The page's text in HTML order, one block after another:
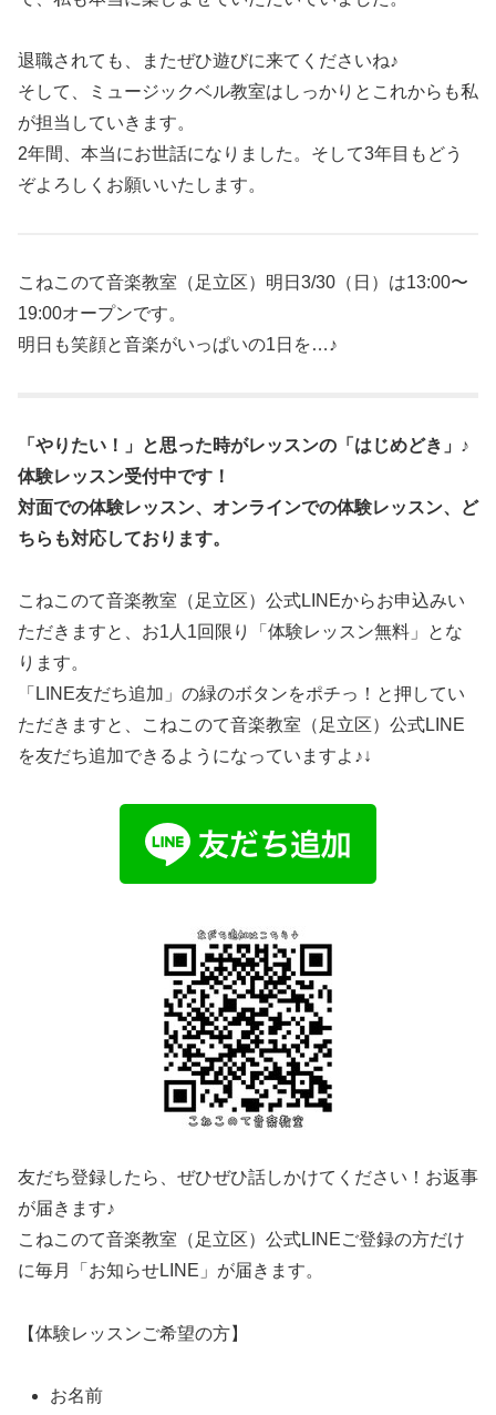
退職されても、またぜひ遊びに来てくださいね♪
そして、ミュージックベル教室はしっかりとこれからも私
が担当していきます。
2年間、本当にお世話になりました。そして3年目もどう
ぞよろしくお願いいたします。
こねこのて音楽教室（足立区）明日3/30（日）は13:00〜
19:00オープンです。
明日も笑顔と音楽がいっぱいの1日を…♪
「やりたい！」と思った時がレッスンの「はじめどき」♪
体験レッスン受付中です！
対面での体験レッスン、オンラインでの体験レッスン、ど
ちらも対応しております。
こねこのて音楽教室（足立区）公式LINEからお申込みい
ただきますと、お1人1回限り「体験レッスン無料」とな
ります。
「LINE友だち追加」の緑のボタンをポチっ！と押してい
ただきますと、こねこのて音楽教室（足立区）公式LINE
を友だち追加できるようになっていますよ♪↓
友だち登録したら、ぜひぜひ話しかけてください！お返事
が届きます♪
こねこのて音楽教室（足立区）公式LINEご登録の方だけ
に毎月「お知らせLINE」が届きます。
【体験レッスンご希望の方】
お名前